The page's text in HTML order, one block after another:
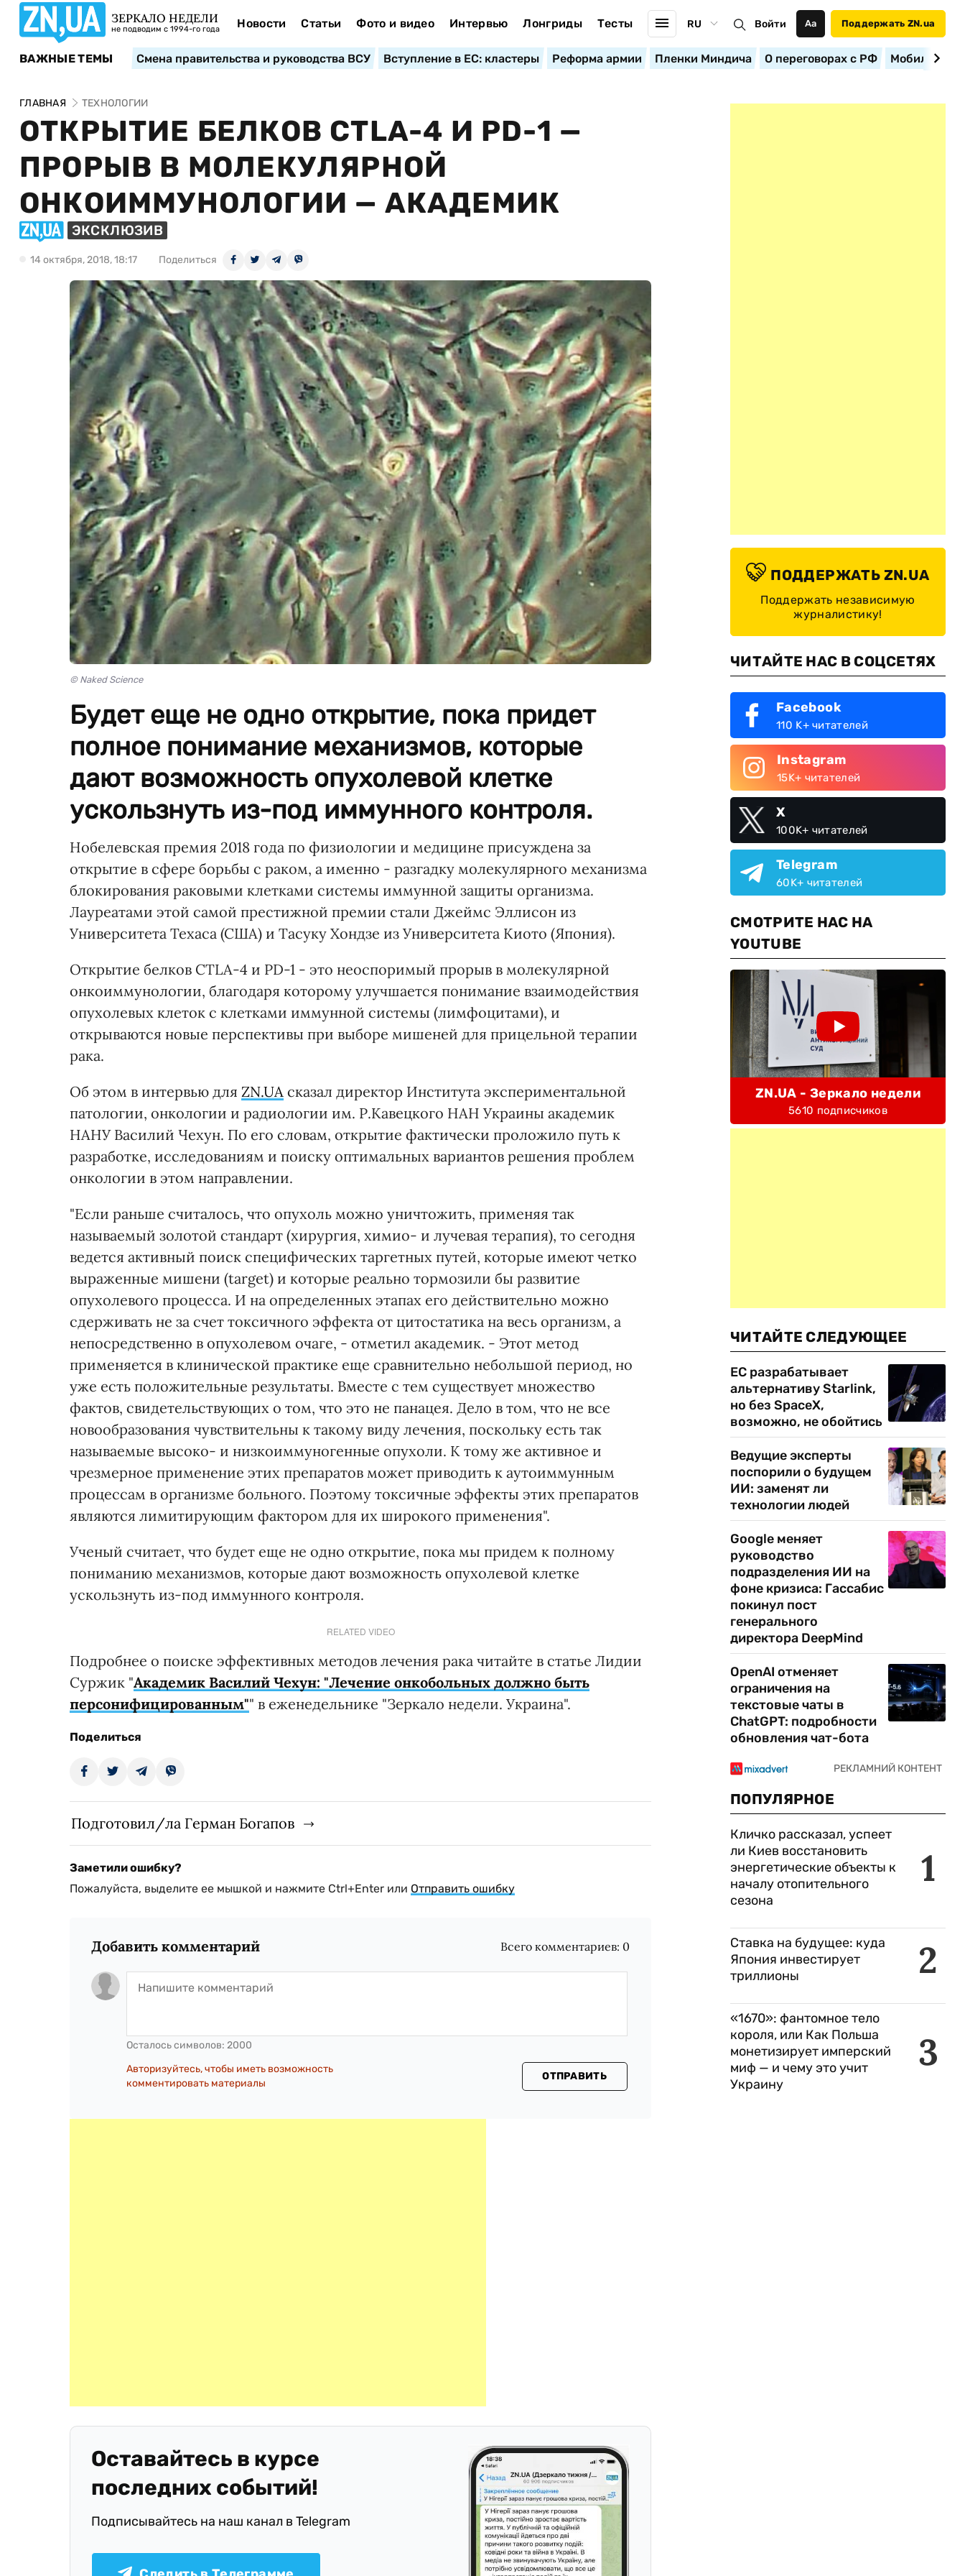
ЗЕРКАЛО НЕДЕЛИ
не подводим с 1994-го года Новости Статьи Фото и видео Интервью Лонгриды Тесты RU Войти Аа Поддержать ZN.ua
ВАЖНЫЕ ТЕМЫ Смена правительства и руководства ВСУ Вступление в ЕС: кластеры Реформа армии Пленки Миндича О переговорах с РФ
ГЛАВНАЯ ТЕХНОЛОГИИ
ОТКРЫТИЕ БЕЛКОВ CTLA-4 И PD-1 —
ПРОРЫВ В МОЛЕКУЛЯРНОЙ
ОНКОИММУНОЛОГИИ — АКАДЕМИК
ЭКСКЛЮЗИВ
14 октября, 2018, 18:17 Поделиться
© Naked Science
Будет еще не одно открытие, пока придет
полное понимание механизмов, которые
дают возможность опухолевой клетке
ускользнуть из-под иммунного контроля.
Нобелевская премия 2018 года по физиологии и медицине присуждена за
открытие в сфере борьбы с раком, а именно - разгадку молекулярного механизма
блокирования раковыми клетками системы иммунной защиты организма.
Лауреатами этой самой престижной премии стали Джеймс Эллисон из
Университета Техаса (США) и Тасуку Хондзе из Университета Киото (Япония).
Открытие белков CTLA-4 и PD-1 - это неоспоримый прорыв в молекулярной
онкоиммунологии, благодаря которому улучшается понимание взаимодействия
опухолевых клеток с клетками иммунной системы (лимфоцитами), и
открываются новые перспективы при выборе мишеней для прицельной терапии
рака.
Об этом в интервью для ZN.UA сказал директор Института экспериментальной
патологии, онкологии и радиологии им. Р.Кавецкого НАН Украины академик
НАНУ Василий Чехун. По его словам, открытие фактически проложило путь к
разработке, исследованиям и поиску оптимальных вариантов решения проблем
онкологии в этом направлении.
"Если раньше считалось, что опухоль можно уничтожить, применяя так
называемый золотой стандарт (хирургия, химио- и лучевая терапия), то сегодня
ведется активный поиск специфических таргетных путей, которые имеют четко
выраженные мишени (target) и которые реально тормозили бы развитие
опухолевого процесса. И на определенных этапах его действительно можно
сдерживать не за счет токсичного эффекта от цитостатика на весь организм, а
непосредственно в опухолевом очаге, - отметил академик. - Этот метод
применяется в клинической практике еще сравнительно небольшой период, но
уже есть положительные результаты. Вместе с тем существует множество
фактов, свидетельствующих о том, что это не панацея. Дело в том, что не все
новообразования чувствительны к такому виду лечения, поскольку есть так
называемые высоко- и низкоиммуногенные опухоли. К тому же активное и
чрезмерное применение этих препаратов может приводить к аутоиммунным
процессам в организме больного. Поэтому токсичные эффекты этих препаратов
являются лимитирующим фактором для их широкого применения".
Ученый считает, что будет еще не одно открытие, пока мы придем к полному
пониманию механизмов, которые дают возможность опухолевой клетке
ускользнуть из-под иммунного контроля.
RELATED VIDEO
Подробнее о поиске эффективных методов лечения рака читайте в статье Лидии
Суржик "Академик Василий Чехун: "Лечение онкобольных должно быть
персонифицированным"" в еженедельнике "Зеркало недели. Украина".
Поделиться
Подготовил/ла Герман Богапов
Заметили ошибку?
Пожалуйста, выделите ее мышкой и нажмите Ctrl+Enter или Отправить ошибку
Добавить комментарий Всего комментариев: 0
Осталось символов: 2000
Авторизуйтесь, чтобы иметь возможность
комментировать материалы
ОТПРАВИТЬ
Оставайтесь в курсе
последних событий!
Подписывайтесь на наш канал в Telegram
ПОДДЕРЖАТЬ ZN.UA
Поддержать независимую
журналистику!
ЧИТАЙТЕ НАС В СОЦСЕТЯХ
Facebook
110 K+ читателей
Instagram
15K+ читателей
X
100K+ читателей
Telegram
60K+ читателей
СМОТРИТЕ НАС НА
YOUTUBE
ZN.UA - Зеркало недели
5610 подписчиков
ЧИТАЙТЕ СЛЕДУЮЩЕЕ
ЕС разрабатывает
альтернативу Starlink,
но без SpaceX,
возможно, не обойтись
Ведущие эксперты
поспорили о будущем
ИИ: заменят ли
технологии людей
Google меняет
руководство
подразделения ИИ на
фоне кризиса: Гассабис
покинул пост
генерального
директора DeepMind
OpenAI отменяет
ограничения на
текстовые чаты в
ChatGPT: подробности
обновления чат-бота
ПОПУЛЯРНОЕ
1
Кличко рассказал, успеет
ли Киев восстановить
энергетические объекты к
началу отопительного
сезона
2
Ставка на будущее: куда
Япония инвестирует
триллионы
3
«1670»: фантомное тело
короля, или Как Польша
монетизирует имперский
миф — и чему это учит
Украину